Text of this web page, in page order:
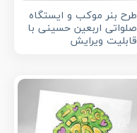
طرح بنر موکب و ایستگاه
صلواتی اربعین حسینی با
قابلیت ویرایش